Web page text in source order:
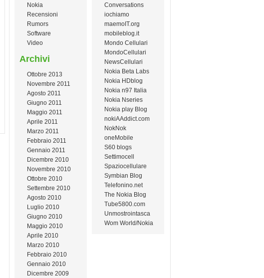
Nokia
Recensioni
Rumors
Software
Video
Archivi
Ottobre 2013
Novembre 2011
Agosto 2011
Giugno 2011
Maggio 2011
Aprile 2011
Marzo 2011
Febbraio 2011
Gennaio 2011
Dicembre 2010
Novembre 2010
Ottobre 2010
Settembre 2010
Agosto 2010
Luglio 2010
Giugno 2010
Maggio 2010
Aprile 2010
Marzo 2010
Febbraio 2010
Gennaio 2010
Dicembre 2009
Conversations
iochiamo
maemoIT.org
mobileblog.it
Mondo Cellulari
MondoCellulari
NewsCellulari
Nokia Beta Labs
Nokia HDblog
Nokia n97 Italia
Nokia Nseries
Nokia play Blog
nokiAAddict.com
NokNok
oneMobile
S60 blogs
Settimocell
Spaziocellulare
Symbian Blog
Telefonino.net
The Nokia Blog
Tube5800.com
Unmostrointasca
Wom World/Nokia